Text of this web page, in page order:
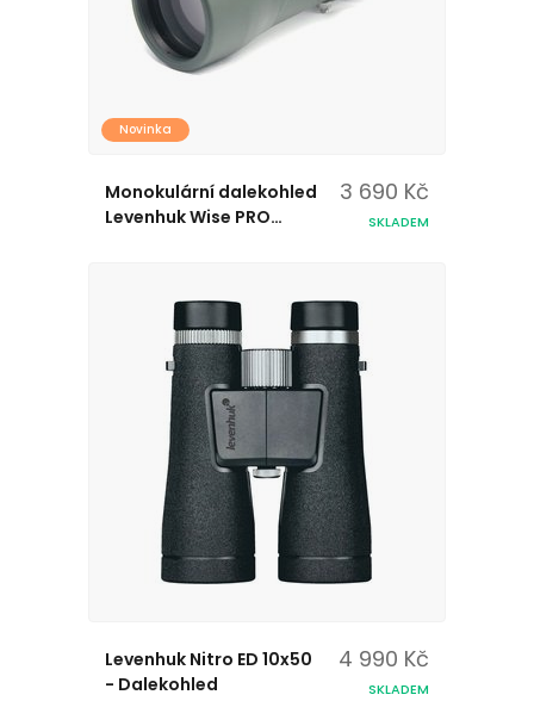
Novinka
Monokulární dalekohled
Levenhuk Wise PRO
3 690 Kč
SKLADEM
Levenhuk Nitro ED 10x50
- Dalekohled
4 990 Kč
SKLADEM